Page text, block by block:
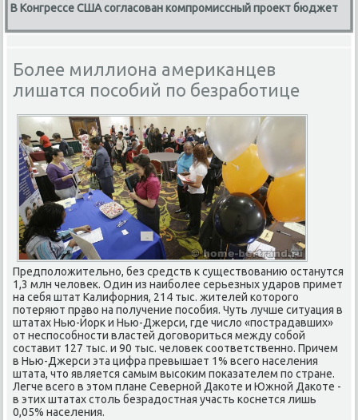
В Конгрессе США согласован компромиссный проект бюджет
Более миллиона американцев
лишатся пособий по безработице
Предположительно, без средств к существованию останутся
1,3 млн человек. Один из наиболее серьезных ударов примет
на себя штат Калифорния, 214 тыс. жителей которого
потеряют право на получение пособия. Чуть лучше ситуация в
штатах Нью-Йорк и Нью-Джерси, где число «пострадавших»
от неспособности властей договориться между собой
составит 127 тыс. и 90 тыс. человек соответственно. Причем
в Нью-Джерси эта цифра превышает 1% всего населения
штата, что является самым высоким показателем по стране.
Легче всего в этом плане Северной Дакоте и Южной Дакоте -
в этих штатах столь безрадостная участь коснется лишь
0,05% населения.